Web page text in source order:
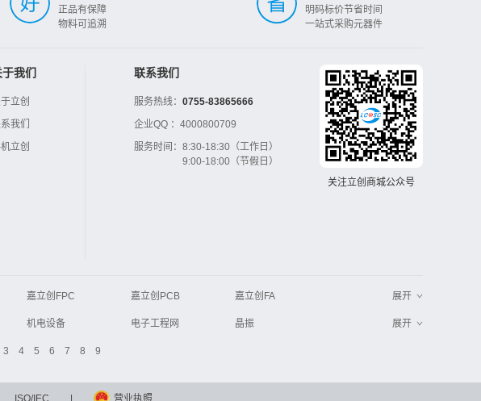
正品有保障
物料可追溯
明码标价节省时间
一站式采购元器件
于我们
立创
我们
立创
联系我们
服务热线： 0755-83865666
企业QQ ： 4000800709
服务时间： 8:30-18:30（工作日）
9:00-18:00（节假日）
关注立创商城公众号
嘉立创FPC 嘉立创PCB
嘉立创FA
展开
机电设备 电子工程网
晶振
电子元器件查询
展开
3 4 5 6 7 8 9
ISO/IEC | 营业执照